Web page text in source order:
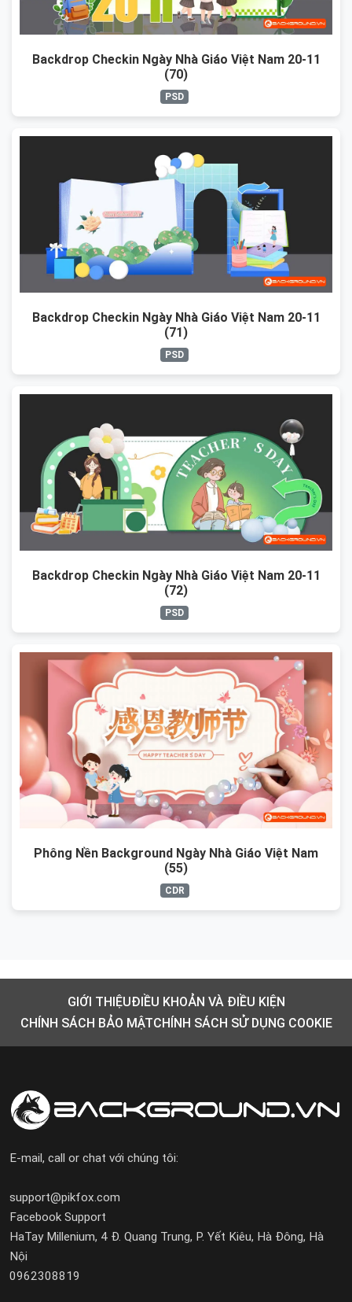
Backdrop Checkin Ngày Nhà Giáo Việt Nam 20-11
(70)
PSD
Backdrop Checkin Ngày Nhà Giáo Việt Nam 20-11
(71)
PSD
Backdrop Checkin Ngày Nhà Giáo Việt Nam 20-11
(72)
PSD
Phông Nền Background Ngày Nhà Giáo Việt Nam
(55)
CDR
GIỚI THIỆUĐIỀU KHOẢN VÀ ĐIỀU KIỆN
CHÍNH SÁCH BẢO MẬTCHÍNH SÁCH SỬ DỤNG COOKIE
E-mail, call or chat với chúng tôi:
support@pikfox.com
Facebook Support
HaTay Millenium, 4 Đ. Quang Trung, P. Yết Kiêu, Hà Đông, Hà
Nội
0962308819